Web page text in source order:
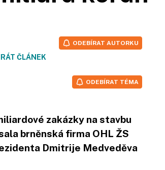
ČLÁNEK
ODEBÍRAT AUTORKU
ODEBÍRAT TÉMA
zakázky na stavbu
brněnská firma OHL ŽS
Dmitrije Medveděva